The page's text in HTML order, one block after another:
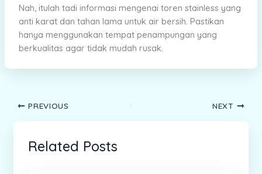
Nah, itulah tadi informasi mengenai toren stainless yang
anti karat dan tahan lama untuk air bersih. Pastikan
hanya menggunakan tempat penampungan yang
berkualitas agar tidak mudah rusak.
PREVIOUS NEXT
Related Posts